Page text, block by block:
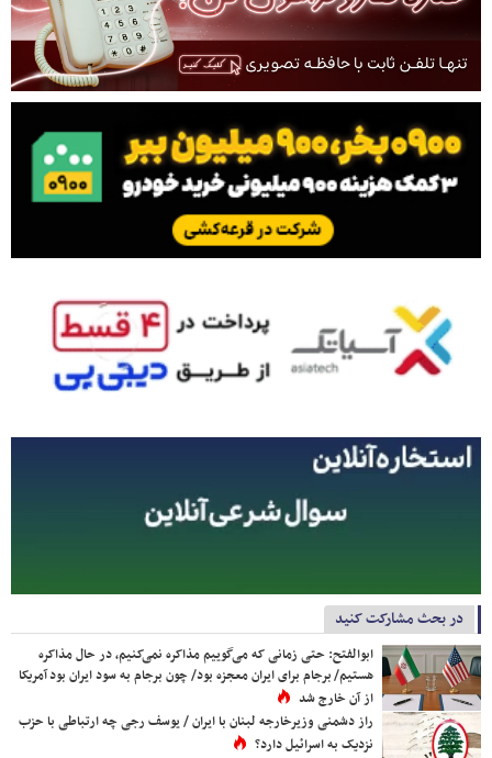
در بحث مشارکت کنید
ابوالفتح: حتی زمانی که می‌گوییم مذاکره نمی‌کنیم، در حال مذاکره
هستیم/ برجام برای ایران معجزه بود/ چون برجام به سود ایران بود آمریکا
از آن خارج شد
راز دشمنی وزیرخارجه لبنان با ایران / یوسف رجی چه ارتباطی با حزب
نزدیک به اسرائیل دارد؟